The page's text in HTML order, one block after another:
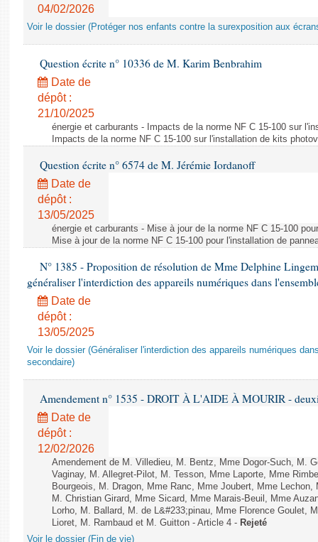
04/02/2026
Voir le dossier (Protéger nos enfants contre la surexposition aux
Question écrite n° 10336 de M. Karim Benbrahim
Date de
dépôt :
21/10/2025
énergie et carburants - Impacts de la norme NF C 15-100 sur
Impacts de la norme NF C 15-100 sur l'installation de kits
Question écrite n° 6574 de M. Jérémie Iordanoff
Date de
dépôt :
13/05/2025
énergie et carburants - Mise à jour de la norme NF C 15-100
Mise à jour de la norme NF C 15-100 pour l'installation de
N° 1385 - Proposition de résolution de Mme Delphine
généraliser l'interdiction des appareils numériques dans
Date de
dépôt :
13/05/2025
Voir le dossier (Généraliser l'interdiction des appareils numériques
secondaire)
Amendement n° 1535 - DROIT À L'AIDE À MOURIR -
Date de
dépôt :
12/02/2026
Amendement de M. Villedieu, M. Bentz, Mme Dogor-Such, M.
Vaginay, M. Allegret-Pilot, M. Tesson, Mme Laporte, Mme
Bourgeois, M. Dragon, Mme Ranc, Mme Joubert, Mme
M. Christian Girard, Mme Sicard, Mme Marais-Beuil, Mme
Lorho, M. Ballard, M. de L&#233;pinau, Mme Florence Goulet,
Lioret, M. Rambaud et M. Guitton - Article 4 - Rejeté
Voir le dossier (Fin de vie)